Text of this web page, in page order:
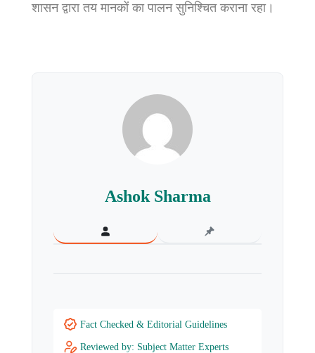
शासन द्वारा तय मानकों का पालन सुनिश्चित कराना रहा।
Ashok Sharma
Fact Checked & Editorial Guidelines
Reviewed by: Subject Matter Experts